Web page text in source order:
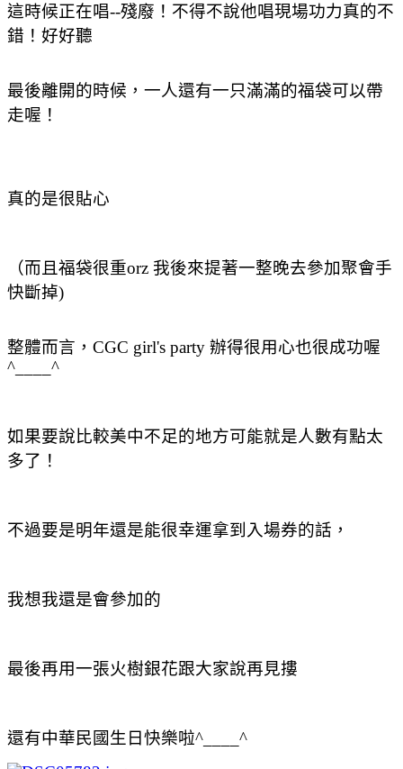
這時候正在唱--殘廢！不得不說他唱現場功力真的不
錯！好好聽
最後離開的時候，一人還有一只滿滿的福袋可以帶
走喔！
真的是很貼心
（而且福袋很重orz 我後來提著一整晚去參加聚會手
快斷掉)
整體而言，CGC girl's party 辦得很用心也很成功喔
^____^
如果要說比較美中不足的地方可能就是人數有點太
多了！
不過要是明年還是能很幸運拿到入場券的話，
我想我還是會參加的
最後再用一張火樹銀花跟大家說再見摟
還有中華民國生日快樂啦^____^